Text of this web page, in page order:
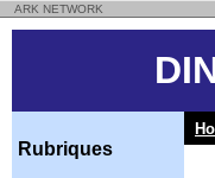
ARK NETWORK
Rubriques